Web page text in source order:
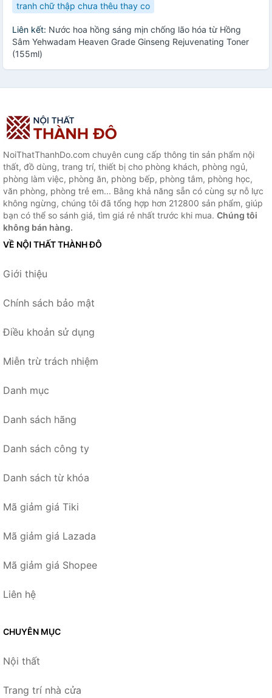
tranh chữ thập chưa thêu thay co
Liên kết: Nước hoa hồng sáng mịn chống lão hóa từ Hồng
Sâm Yehwadam Heaven Grade Ginseng Rejuvenating Toner
(155ml)
NoiThatThanhDo.com chuyên cung cấp thông tin sản phẩm nội
thất, đồ dùng, trang trí, thiết bị cho phòng khách, phòng ngủ,
phòng làm việc, phòng ăn, phòng bếp, phòng tắm, phòng học,
văn phòng, phòng trẻ em... Bằng khả năng sẵn có cùng sự nỗ lực
không ngừng, chúng tôi đã tổng hợp hơn 212800 sản phẩm, giúp
bạn có thể so sánh giá, tìm giá rẻ nhất trước khi mua. Chúng tôi
không bán hàng.
VỀ NỘI THẤT THÀNH ĐÔ
Giới thiệu
Chính sách bảo mật
Điều khoản sử dụng
Miễn trừ trách nhiệm
Danh mục
Danh sách hãng
Danh sách công ty
Danh sách từ khóa
Mã giảm giá Tiki
Mã giảm giá Lazada
Mã giảm giá Shopee
Liên hệ
CHUYÊN MỤC
Nội thất
Trang trí nhà cửa